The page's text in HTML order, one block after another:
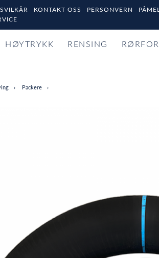
KONTAKT OSS PERSONVERN
HØYTRYKK RENSING
Packere